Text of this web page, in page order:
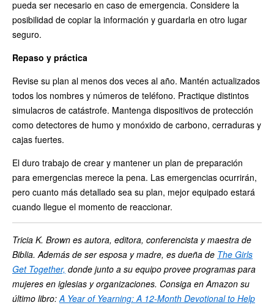
pueda ser necesario en caso de emergencia. Considere la
posibilidad de copiar la información y guardarla en otro lugar
seguro.
Repaso y práctica
Revise su plan al menos dos veces al año. Mantén actualizados
todos los nombres y números de teléfono. Practique distintos
simulacros de catástrofe. Mantenga dispositivos de protección
como detectores de humo y monóxido de carbono, cerraduras y
cajas fuertes.
El duro trabajo de crear y mantener un plan de preparación
para emergencias merece la pena. Las emergencias ocurrirán,
pero cuanto más detallado sea su plan, mejor equipado estará
cuando llegue el momento de reaccionar.
Tricia K. Brown es autora, editora, conferencista y maestra de
Biblia. Además de ser esposa y madre, es dueña de The Girls
Get Together, donde junto a su equipo provee programas para
mujeres en iglesias y organizaciones. Consiga en Amazon su
último libro: A Year of Yearning: A 12-Month Devotional to Help